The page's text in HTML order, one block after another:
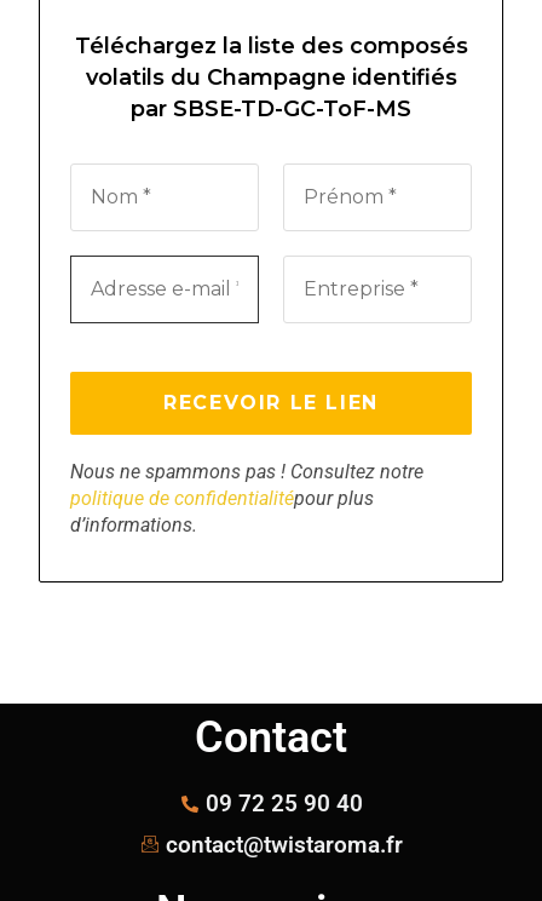
Téléchargez la liste des composés
volatils du Champagne identifiés
par SBSE-TD-GC-ToF-MS
Nous ne spammons pas ! Consultez notre
politique de confidentialitépour plus
d’informations.
Contact
09 72 25 90 40
contact@twistaroma.fr